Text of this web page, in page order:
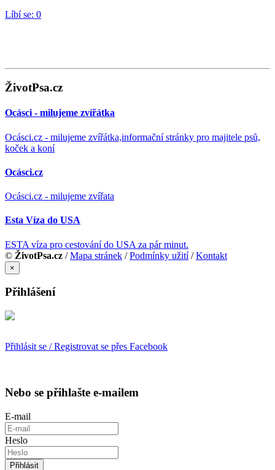
Líbí se: 0
ŽivotPsa.cz
Ocásci - milujeme zvířátka
Ocásci.cz - milujeme zvířátka,informační stránky pro majitele psů,
koček a koní
Ocásci.cz
Ocásci.cz - milujeme zvířata
Esta Víza do USA
ESTA víza pro cestování do USA za pár minut.
© ŽivotPsa.cz /Mapa stránek /Podmínky užití/Kontakt
×
Přihlášení
Přihlásit se / Registrovat se přes Facebook
Nebo se přihlašte e-mailem
E-mail
Heslo
Přihlásit